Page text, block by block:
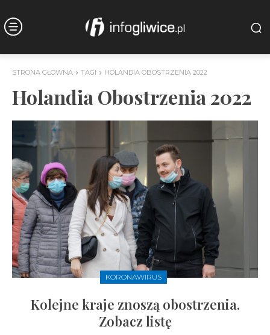
STRONA GŁÓWNA TAGI HOLANDIA OBOSTRZENIA 2022
Holandia Obostrzenia 2022
KORONAWIRUS
Kolejne kraje znoszą obostrzenia.
Zobacz listę